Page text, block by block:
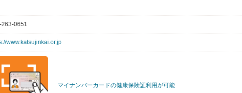
263-0651
www.katsujinkai.or.jp
マイナンバーカードの健康保険証利用が可能